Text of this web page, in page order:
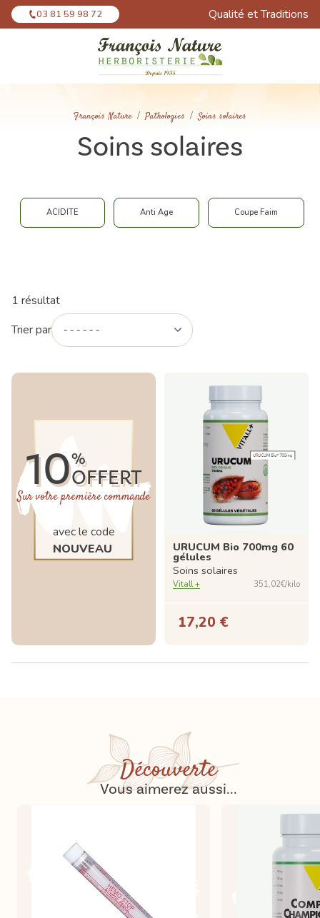
03 81 59 98 72 Qualité et Traditions
François Nature Pathologies Soins solaires
Soins solaires
ACIDITE Anti Age Coupe Faim
1 résultat
Trier par
10%
OFFERT
Sur votre première commande
avec le code
NOUVEAU
URUCUM Bio 700mg 60
gélules
Soins solaires
Vitall + 351,02€/kilo
17,20 €
Découverte
Vous aimerez aussi...
Panneau de gestion des cookies